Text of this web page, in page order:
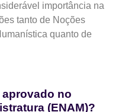
importância na
tanto de Noções
quanto de
no
(ENAM)?